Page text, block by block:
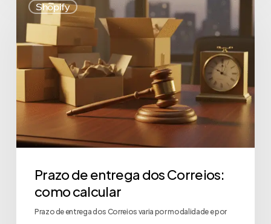
Shopify
Prazo de entrega dos Correios:
como calcular
Prazo de entrega dos Correios varia por modalidade e por